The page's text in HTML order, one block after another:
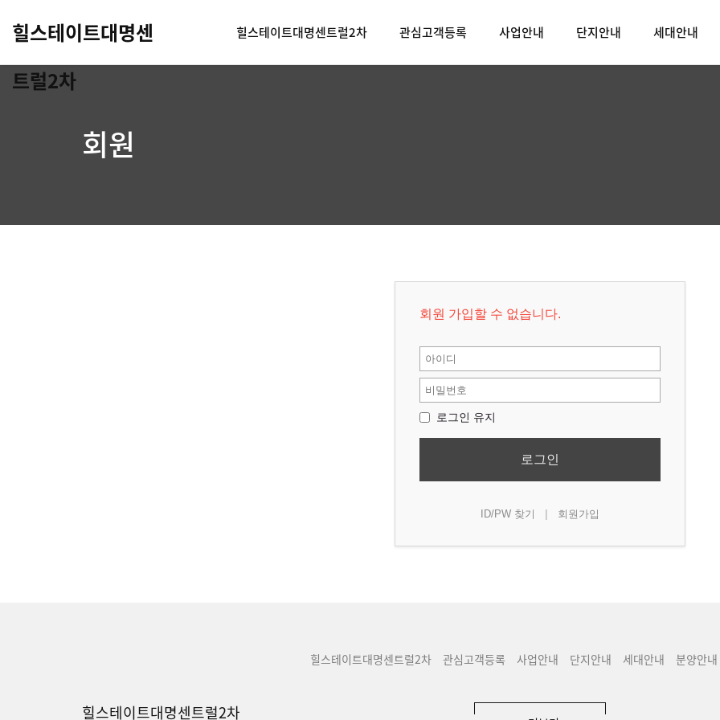
힐스테이트대명센
트럴2차
힐스테이트대명센트럴2차 관심고객등록 사업안내 단지안내 세대안내
회원
회원 가입할 수 없습니다.
로그인 유지
로그인
ID/PW 찾기 | 회원가입
힐스테이트대명센트럴2차 관심고객등록 사업안내 단지안내 세대안내 분양안내
힐스테이트대명센트럴2차